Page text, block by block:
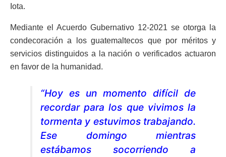
Iota.
Mediante el Acuerdo Gubernativo 12-2021 se otorga la
condecoración a los guatemaltecos que por méritos y
servicios distinguidos a la nación o verificados actuaron
en favor de la humanidad.
“Hoy es un momento difícil de
recordar para los que vivimos la
tormenta y estuvimos trabajando.
Ese domingo mientras
estábamos socorriendo a